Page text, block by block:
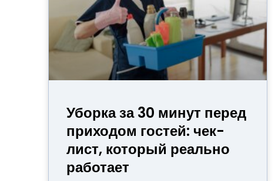
Уборка за 30 минут перед
приходом гостей: чек-
лист, который реально
работает